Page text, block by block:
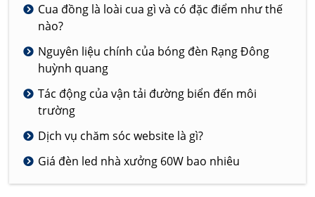
Cua đồng là loài cua gì và có đặc điểm như thế
nào?
Nguyên liệu chính của bóng đèn Rạng Đông
huỳnh quang
Tác động của vận tải đường biển đến môi
trường
Dịch vụ chăm sóc website là gì?
Giá đèn led nhà xưởng 60W bao nhiêu